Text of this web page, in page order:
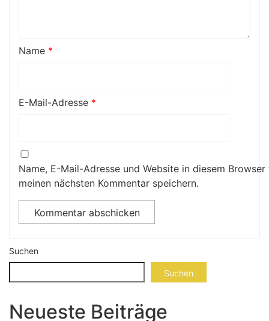
Name *
E-Mail-Adresse *
Name, E-Mail-Adresse und Website in diesem Browser
meinen nächsten Kommentar speichern.
Suchen
Suchen
Neueste Beiträge